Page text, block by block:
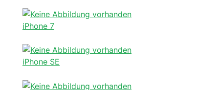
iPhone 7
iPhone SE